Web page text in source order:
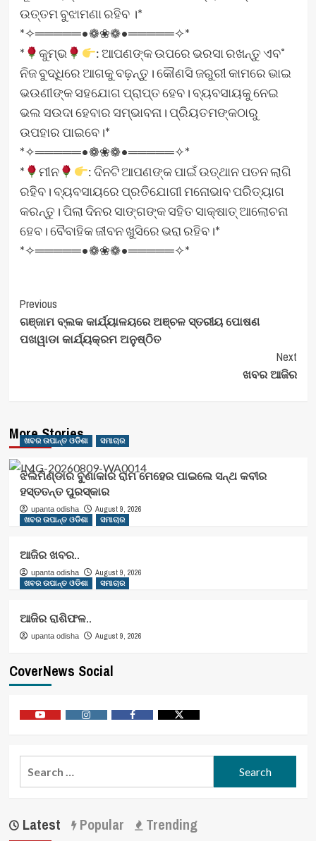
ଉତ୍ତମ ବୁଝାମଣା ରହିବ ।*
*✧═════•❁❀❁•═════✧*
*
କୁମ୍ଭ
: ଆପଣଙ୍କ ଉପରେ ଭରସା ରଖନ୍ତୁ ଏବ˚
ନିଜ ବୁଦ୍ଧିରେ ଆଗକୁ ବଢ଼ନ୍ତୁ। କୌଣସି ଜରୁରୀ କାମରେ ଭାଇ
ଭଉଣୀଙ୍କ ସହଯୋଗ ପ୍ରାପ୍ତ ହେବ। ବ୍ୟବସାୟକୁ ନେଇ
ଭଲ ସଉଦା ହେବାର ସମ୍ଭାବନା। ପ୍ରିୟତମଙ୍କଠାରୁ
ଉପହାର ପାଇବେ।*
*✧═════•❁❀❁•═════✧*
*
ମୀନ
: ଦିନଟି ଆପଣଙ୍କ ପାଇଁ ଉତ୍‌ଥାନ ପତନ ଲାଗି
ରହିବ। ବ୍ୟବସାୟରେ ପ୍ରତିଯୋଗୀ ମନୋଭାବ ପରିତ୍ୟାଗ
କରନ୍ତୁ। ପିଲା ଦିନର ସାଙ୍ଗଙ୍କ ସହିତ ସାକ୍ଷାତ୍‌ ଆଲୋଚନା
ହେବ। ବୈବାହିକ ଜୀବନ ଖୁସିରେ ଭରା ରହିବ।*
*✧═════•❁❀❁•═════✧*
Post
Navigation
Previous
ଗଞ୍ଜାମ ବ୍ଲକ କାର୍ଯ୍ୟାଳୟରେ ଅଞ୍ଚଳ ସ୍ତରୀୟ ପୋଷଣ
ପଖୱାଡା କାର୍ଯ୍ୟକ୍ରମ ଅନୁଷ୍ଠିତ
Next
ଖବର ଆଜିର
More Stories
ଖବର ଉପାନ୍ତ ଓଡିଶା ସମାଚାର
ଝିଲିମିଣ୍ଡାର ବୁଣାକାର ରାମ ମେହେର ପାଇଲେ ସନ୍ଥ କବୀର
ହସ୍ତତନ୍ତ ପୁରସ୍କାର
upanta odisha
August 9, 2026
ଖବର ଉପାନ୍ତ ଓଡିଶା
ସମାଚାର
ଆଜିର ଖବର..
upanta odisha
August 9, 2026
ଖବର ଉପାନ୍ତ ଓଡିଶା
ସମାଚାର
ଆଜିର ରାଶିଫଳ..
upanta odisha August 9, 2026
CoverNews Social
Latest Popular Trending